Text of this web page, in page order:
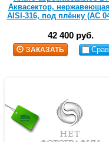
Аквасектор,
AISI-316, под плёнку (АС
42 400 руб.
ЗАКАЗАТЬ